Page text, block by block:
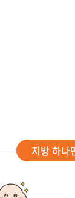
지방 하나